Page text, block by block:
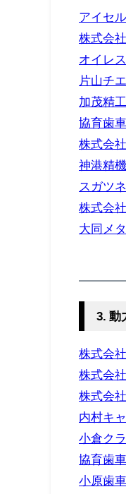
アイセ
株式会
オイレ
片山チ
加茂精
協育歯
株式会
神港精
スガツ
株式会
大同メ
3. 動
株式会
株式会
株式会
内村キ
小倉ク
協育歯
小原歯